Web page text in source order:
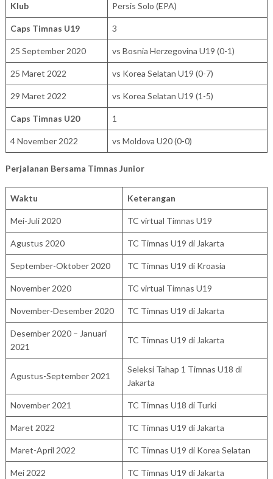
Klub Persis Solo (EPA)
Caps Timnas U19 3
25 September 2020 vs Bosnia Herzegovina U19 (0-1)
25 Maret 2022 vs Korea Selatan U19 (0-7)
29 Maret 2022 vs Korea Selatan U19 (1-5)
Caps Timnas U20 1
4 November 2022 vs Moldova U20 (0-0)
Perjalanan Bersama Timnas Junior
Waktu Keterangan
Mei-Juli 2020 TC virtual Timnas U19
Agustus 2020 TC Timnas U19 di Jakarta
September-Oktober 2020 TC Timnas U19 di Kroasia
November 2020 TC virtual Timnas U19
November-Desember 2020 TC Timnas U19 di Jakarta
Desember 2020 – Januari
2021
TC Timnas U19 di Jakarta
Agustus-September 2021
Seleksi Tahap 1 Timnas U18 di
Jakarta
November 2021 TC Timnas U18 di Turki
Maret 2022 TC Timnas U19 di Jakarta
Maret-April 2022 TC Timnas U19 di Korea Selatan
Mei 2022 TC Timnas U19 di Jakarta